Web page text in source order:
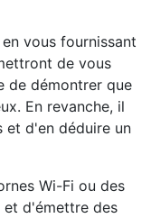
vous fournissant
de vous
de démontrer que
En revanche, il
et d'en déduire un
Wi-Fi ou des
et d'émettre des